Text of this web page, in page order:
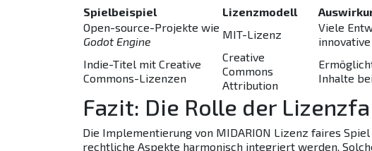
Spielbeispiel Lizenzmodell
Open-source-Projekte wie
Godot Engine
MIT-Lizenz
Viele
Indie-Titel mit Creative
Commons-Lizenzen
Creative
Commons
Attribution
Inhalte
Fazit: Die Rolle der
Die Implementierung von MIDARION Lizenz faires Spiel
rechtliche Aspekte harmonisch integriert werden.